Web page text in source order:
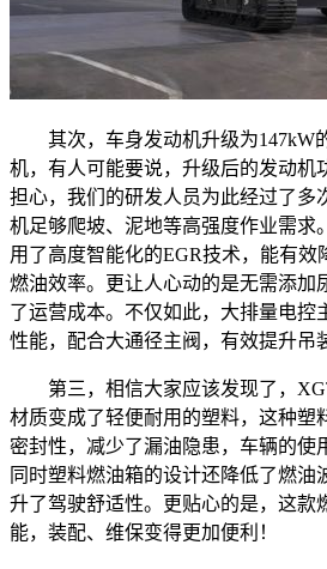
其次，车身发动机升级为147kW
机，有人可能要说，升级后的发动机
担心，我们的研发人员为此经过了多
机足够爬坡、泥地等高强度作业需求
用了高度智能化的EGR技术，能有效
燃油效率。更让人心动的是无需添加
了运营成本。不仅如此，大排量电控
性能，配合大通径主阀，有效提升吊
第三，相信大家应该发现了，
材质变成了轻便耐用的塑料，这种塑
密封性，减少了漏油隐患，车辆的使
同时塑料燃油箱的设计还降低了燃油
升了驾驶舒适性。更贴心的是，这款
能，装配、维保变得更加便利！